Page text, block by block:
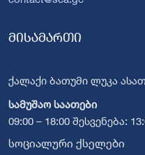
მისამართი
ქალაქი ბათუმი ლუკა
სამუშაო საათები
09:00 – 18:00 შესვენება:
სოციალური ქსელები